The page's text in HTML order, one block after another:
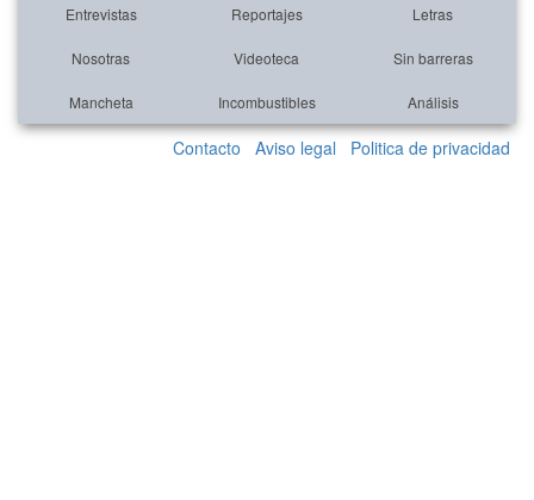
Entrevistas Reportajes Letras
Nosotras Videoteca Sin barreras
Mancheta Incombustibles Análisis
Contacto Aviso legal Politica de privacidad